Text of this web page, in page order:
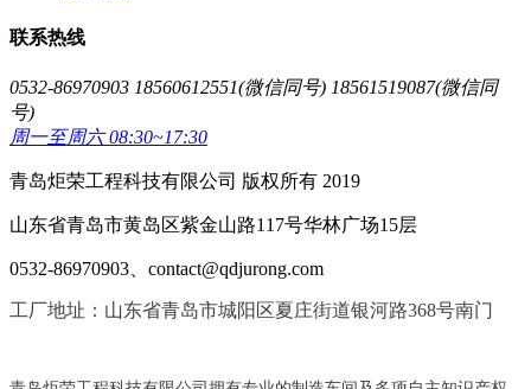
联系热线
0532-86970903 18560612551(微信同号) 18561519087(微信同
号)
周一至周六 08:30~17:30
青岛炬荣工程科技有限公司 版权所有 2019
山东省青岛市黄岛区紫金山路117号华林广场15层
0532-86970903、contact@qdjurong.com
工厂地址：山东省青岛市城阳区夏庄街道银河路368号南门